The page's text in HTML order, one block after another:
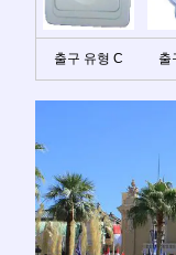
출구 유형 C 출